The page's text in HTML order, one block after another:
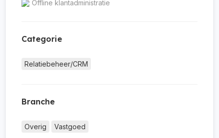
Offline klantadministratie
Categorie
Relatiebeheer/CRM
Branche
Overig Vastgoed